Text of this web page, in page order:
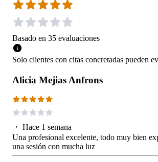
Basado en 35 evaluaciones
Solo clientes con citas concretadas pueden
Alicia Mejias Anfrons
・ Hace 1 semana
Una profesional excelente, todo muy bien
una sesión con mucha luz